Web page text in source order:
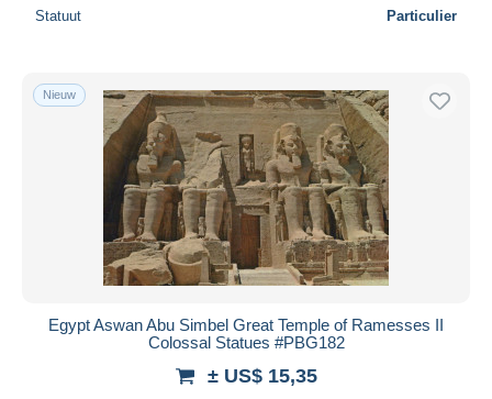
Statuut Particulier
Nieuw
Egypt Aswan Abu Simbel Great Temple of Ramesses II
Colossal Statues #PBG182
± US$ 15,35